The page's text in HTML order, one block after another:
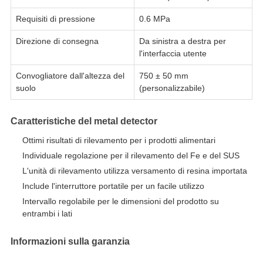
Requisiti di pressione 0.6 MPa
Direzione di consegna
Da sinistra a destra per
l'interfaccia utente
Convogliatore dall'altezza del
suolo
750 ± 50 mm
(personalizzabile)
Caratteristiche del metal detector
Ottimi risultati di rilevamento per i prodotti alimentari
Individuale regolazione per il rilevamento del Fe e del SUS
L'unità di rilevamento utilizza versamento di resina importata
Include l'interruttore portatile per un facile utilizzo
Intervallo regolabile per le dimensioni del prodotto su
entrambi i lati
Informazioni sulla garanzia